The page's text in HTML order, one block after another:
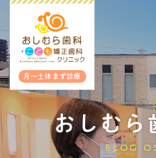
月～土休まず診療
おしむら
BLOG